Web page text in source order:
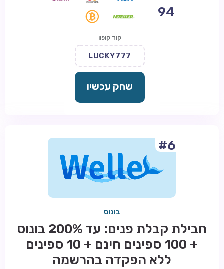
94
קוד קופון
LUCKY777
שחק עכשיו
#6
בונוס
חבילת קבלת פנים: עד 200% בונוס
+ 100 ספינים חינם + 10 ספינים
ללא הפקדה בהרשמה